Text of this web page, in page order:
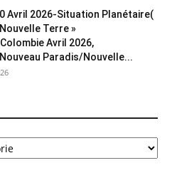
Avril 2026-Situation Planétaire(
Terre »
Avril 2026,
Paradis/Nouvelle...